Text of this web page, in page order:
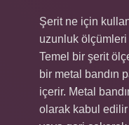
Şerit ne için
uzunluk ölçümleri
Temel bir şerit
bir metal bandın
içerir. Metal
olarak kabul edilir